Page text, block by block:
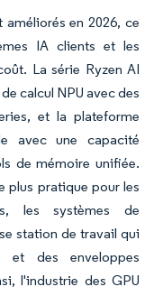
améliorés en 2026, ce
IA clients et les
La série Ryzen AI
calcul NPU avec des
et la plateforme
avec une capacité
de mémoire unifiée.
plus pratique pour les
les systèmes de
station de travail qui
et des enveloppes
l'industrie des GPU